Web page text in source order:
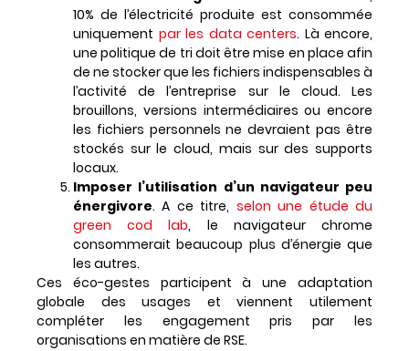
10% de l’électricité produite est consommée
uniquement par les data centers. Là encore,
une politique de tri doit être mise en place afin
de ne stocker que les fichiers indispensables à
l’activité de l’entreprise sur le cloud. Les
brouillons, versions intermédiaires ou encore
les fichiers personnels ne devraient pas être
stockés sur le cloud, mais sur des supports
locaux.
Imposer l’utilisation d’un navigateur peu
énergivore. A ce titre, selon une étude du
green cod lab, le navigateur chrome
consommerait beaucoup plus d’énergie que
les autres.
Ces éco-gestes participent à une adaptation
globale des usages et viennent utilement
compléter les engagement pris par les
organisations en matière de RSE.